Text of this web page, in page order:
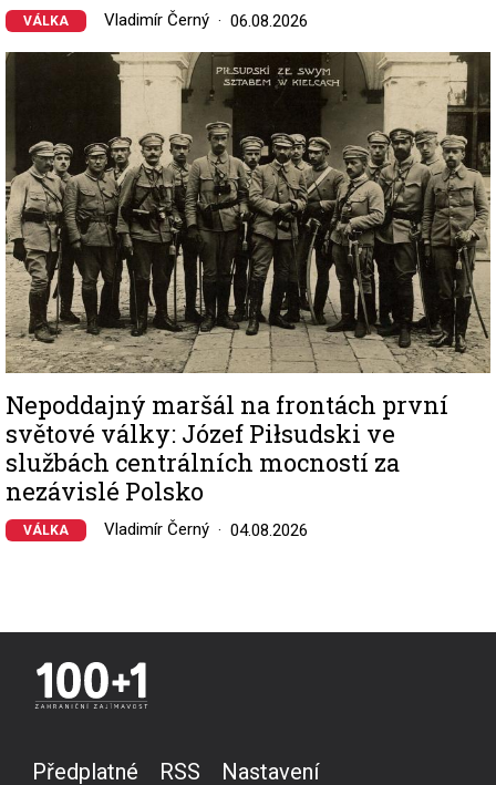
VÁLKA Vladimír Černý 06.08.2026
Image
Nepoddajný maršál na frontách první
světové války: Józef Piłsudski ve
službách centrálních mocností za
nezávislé Polsko
VÁLKA Vladimír Černý 04.08.2026
Předplatné RSS Nastavení